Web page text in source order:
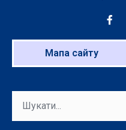
Мапа сайту